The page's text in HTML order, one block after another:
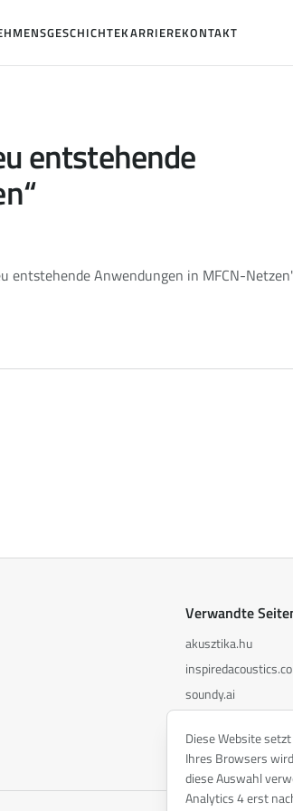
KARRIEREKONTAKT
entstehende
entstehende Anwendungen in MFCN-
Verwandte
akusztika.hu
soundy.ai
Diese Website
Ihres Browsers
diese Auswahl
Analytics 4 erst